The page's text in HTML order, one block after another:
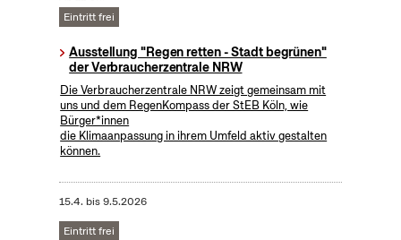
Eintritt frei
Ausstellung "Regen retten - Stadt begrünen"
der Verbraucherzentrale NRW
Die Verbraucherzentrale NRW zeigt gemeinsam mit
uns und dem RegenKompass der StEB Köln, wie
Bürger*innen
die Klimaanpassung in ihrem Umfeld aktiv gestalten
können.
15.4. bis9.5.2026
Eintritt frei